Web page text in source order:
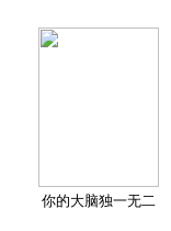
你的大脑独一无二